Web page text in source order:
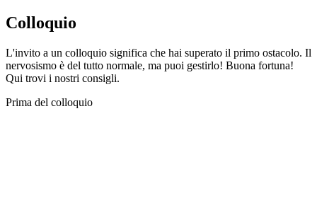
Colloquio
L'invito a un colloquio significa che hai superato il primo ostacolo. Il
nervosismo è del tutto normale, ma puoi gestirlo! Buona fortuna!
Qui trovi i nostri consigli.
Prima del colloquio